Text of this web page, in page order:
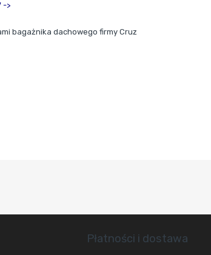
->
bagażnika dachowego firmy Cruz
Płatności i dostawa